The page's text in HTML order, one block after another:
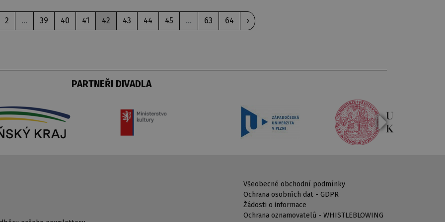
2 ... 39 40 41 42 43 44 45 ... 63 64 ›
PARTNEŘI DIVADLA
Všeobecné obchodní podmínky
Ochrana osobních dat - GDPR
Žádosti o informace
Ochrana oznamovatelů - WHISTLEBLOWING